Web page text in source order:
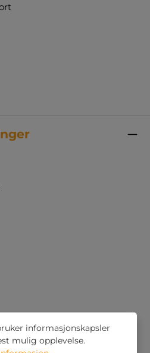
informasjonskapsler
mulig opplevelse.